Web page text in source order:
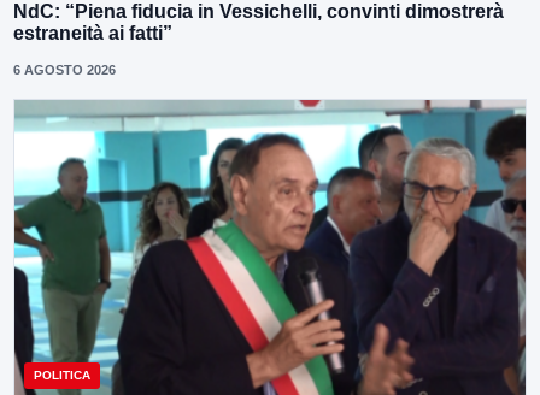
NdC: “Piena fiducia in Vessichelli, convinti dimostrerà
estraneità ai fatti”
6 AGOSTO 2026
POLITICA